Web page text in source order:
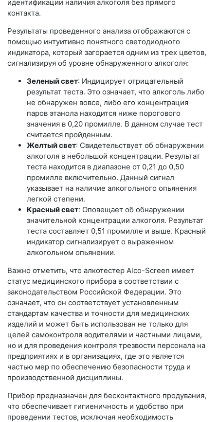
идентификации наличия алкоголя без прямого
контакта.
Результаты проведенного анализа отображаются с
помощью интуитивно понятного светодиодного
индикатора, который загорается одним из трех цветов,
сигнализируя об уровне обнаруженного алкоголя:
Зеленый свет: Индицирует отрицательный
результат теста. Это означает, что алкоголь либо
не обнаружен вовсе, либо его концентрация
паров этанола находится ниже порогового
значения в 0,20 промилле. В данном случае тест
считается пройденным.
Желтый свет: Свидетельствует об обнаружении
алкоголя в небольшой концентрации. Результат
теста находится в диапазоне от 0,21 до 0,50
промилле включительно. Данный сигнал
указывает на наличие алкогольного опьянения
легкой степени.
Красный свет: Оповещает об обнаружении
значительной концентрации алкоголя. Результат
теста составляет 0,51 промилле и выше. Красный
индикатор сигнализирует о выраженном
алкогольном опьянении.
Важно отметить, что алкотестер Alco-Screen имеет
статус медицинского прибора в соответствии с
законодательством Российской Федерации. Это
означает, что он соответствует установленным
стандартам качества и точности для медицинских
изделий и может быть использован не только для
целей самоконтроля водителями и частными лицами,
но и для проведения контроля трезвости персонала на
предприятиях и в организациях, где это является
частью мер по обеспечению безопасности труда и
производственной дисциплины.
Прибор предназначен для бесконтактного продувания,
что обеспечивает гигиеничность и удобство при
проведении тестов, исключая необходимость